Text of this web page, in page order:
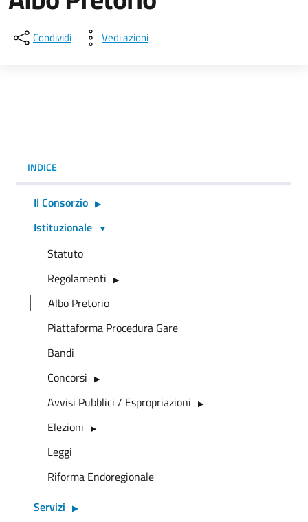
Condividi Vedi azioni
INDICE
Il Consorzio
Istituzionale
Statuto
Regolamenti
Albo Pretorio
Piattaforma Procedura Gare
Bandi
Concorsi
Avvisi Pubblici / Espropriazioni
Elezioni
Leggi
Riforma Endoregionale
Servizi